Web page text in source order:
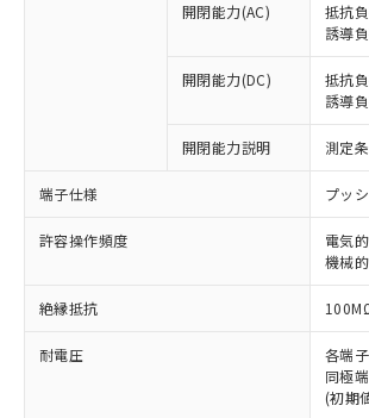
開閉能力(AC)
抵抗
誘導
開閉能力(DC)
抵抗
誘導
開閉能力説明 測定
端子仕様 プッ
許容操作頻度
電気
機械
絶縁抵抗
耐電圧
各端
同極
(初期
以下の条件をお読みいただき、同
ご利用ください。
本サービスは、当社制御機
商品の当社在庫状況および
(税抜)を提供させていただく
当社制御機器事業取扱商品
本サービスの対象外となる
ことをご了承ください。
在庫状況および標準価格照
記載している更新日時点で
タに基づき作成されるもの
覧された時点での実際の在
準価格とは異なる場合があ
対応予定なし：EU RoHS指令（
非含有に非対応の商品で、対応品
定はありません。
調査・確認中：EU RoHS指令（
非含有の対応状況を調査中または
非該当品：ライセンス料など無形
害物質有無と関係のない商品です
仕入先様の事情により、非含有部
いたものが、含有品と判明した場
むを得ず変更することがあります
六価クロム(Cr(Ⅵ)) 1000ppm以下、ポリ臭
類(PBB) 1000ppm以下、ポリ臭化ジフェニル
「○」：最大均質材料含有率が中
基準値以下であることを示します
「×」：最大均質材料含有率が中
基準値を超えていることを示しま
「－」：未確認です。当社販売部
*中国RoHS10物質の基準値 (GB/T26572)：
Pb(鉛) :1000ppm、 Hg(水銀) : 1000ppm、
Cr(Ⅵ)(六価クロム) : 1000ppm、 PBBs(ポリ
当社は、これら貴社製品の
為替および外国貿易法に定
（以下｢規制貨物等」という
または国外への提供する場
国政府の輸出許可(または役
可)を取得するなどの必要な